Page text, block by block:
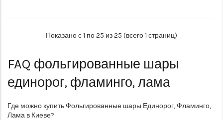
Показано с 1 по 25 из 25 (всего 1 страниц)
FAQ фольгированные шары
единорог, фламинго, лама
Где можно купить Фольгированные шары Единорог, Фламинго,
Лама в Киеве?